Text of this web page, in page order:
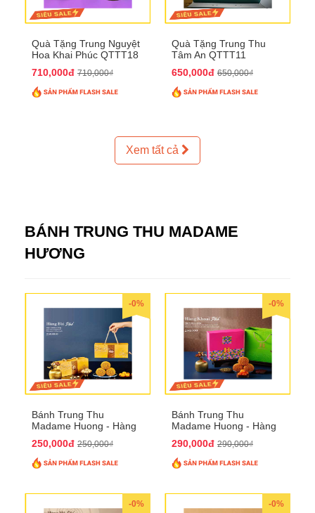
Quà Tặng Trung Nguyệt
Hoa Khai Phúc QTTT18
710,000đ 710,000₫
Quà Tặng Trung Thu
Tâm An QTTT11
650,000đ 650,000₫
Xem tất cả
BÁNH TRUNG THU MADAME
HƯƠNG
-0%
Bánh Trung Thu
Madame Huong - Hàng
250,000đ 250,000₫
-0%
Bánh Trung Thu
Madame Huong - Hàng
290,000đ 290,000₫
-0% -0%